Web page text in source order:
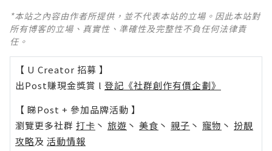
*本站之內容由作者所提供，並不代表本站的立場。因此本站對
所有博客的立場、真實性、準確性及完整性不負任何法律責
任。
【 U Creator 招募 】
出Post賺現金獎賞 l 登記《社群創作有價企劃》
【 睇Post + 參加品牌活動 】
瀏覽更多社群 打卡 丶 旅遊 丶 美食 丶 親子 丶 寵物 丶 扮靚
攻略及 活動情報